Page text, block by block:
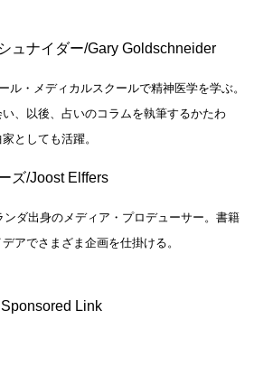
ュナイダー/Gary Goldschneider
ル・メディカルスクールで精神医学を学ぶ。
、以後、占いのコラムを執筆するかたわ
としても活躍。
ズ/Joost Elffers
ンダ出身のメディア・プロデューサー。書籍
アでさまざま企画を仕掛ける。
Sponsored Link